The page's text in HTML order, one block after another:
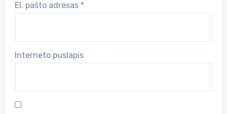
El. pašto adresas *
Interneto puslapis